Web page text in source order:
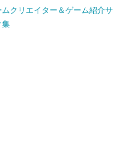
ムクリエイター＆ゲーム紹介
集